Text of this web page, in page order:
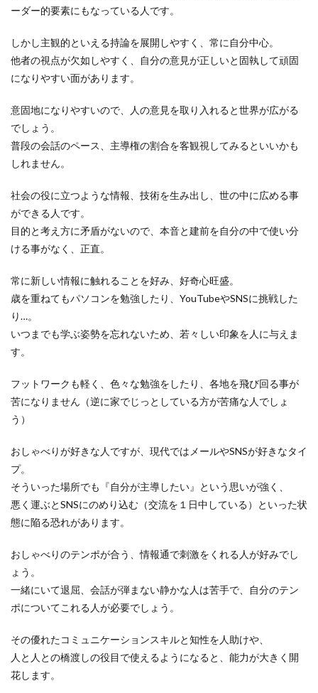
ーダー的要素にもなっている人です。
しかし主観的といえる持論を展開しやすく、常に自分中心。
他者の視点が欠如しやすく、自分の意見が正しいと固執して頑固
になりやすい面があります。
意固地になりやすいので、人の意見を取り入れると世界が広がる
でしょう。
普段の会話のペース、主導権の割合を客観視してみるといいかも
しれません。
社会の役に立つような情報、技術を生み出し、世の中に広める事
ができる人です。
目的と考え方に矛盾がないので、本音と建前を自分の中で使い分
ける事がなく、正直。
常に新しい情報に触れることを好み、好奇心旺盛。
歳を重ねてもパソコンを勉強したり、YouTubeやSNSに挑戦した
り…。
いつまでも学ぶ姿勢を忘れないため、若々しい印象を人に与えま
す。
フットワークも軽く、色々な勉強をしたり、各地を飛び回る事が
苦になりません（逆に家でじっとしている方が苦痛な人でしょ
う）
おしゃべりが好きな人ですが、現代ではメールやSNSが好きなタイ
プ。
そういった場所でも『自分が主導したい』という思いが強く、
悪く運ぶとSNSにのめり込む（交流を１日中している）といった状
態に陥る恐れがあります。
おしゃべりのテンポが合う、情報通で刺激をくれる人が好みでし
ょう。
一緒にいて退屈、会話が弾まない静かな人は苦手で、自分のテン
ポについてこれる人が必要でしょう。
その優れたコミュニケーションスキルと知性を人助けや、
人と人との橋渡しの役目で使えるようになると、能力が大きく開
花します。